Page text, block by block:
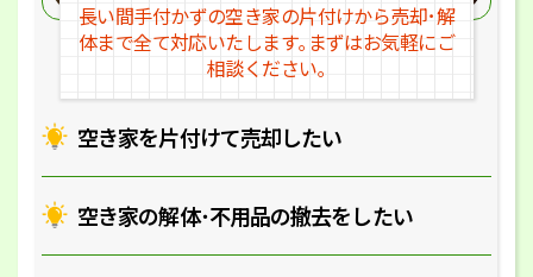
空き家を片付けて売却したい
空き家の解体･不用品の撤去をしたい
長い間手付かずの空き家の片付けから売却･解
体まで全て対応いたします｡ まずはお気軽にご
相談ください｡